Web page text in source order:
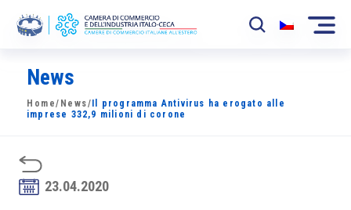
La Camera
News
Sviluppo Mercato
News
Home/ News/ Il programma Antivirus ha erogato alle
imprese 332,9 milioni di corone
23.04.2020